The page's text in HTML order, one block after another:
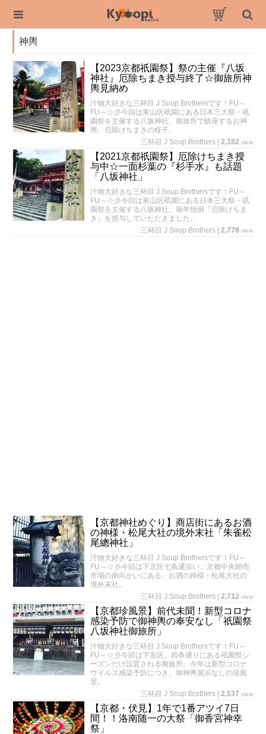
神輿
【2023京都祇園祭】祭の主催『八坂
神社』厄除ちまき授与終了☆御旅所神
輿見納め
汁物大好きな三杯目 J Soup Brothersです！FU～
FU～☆彡今回は東山区祇園にある日本三大祭・祇
園祭を主催する八坂神社。御旅所で鎮座するお神
輿、厄除けちまきの様子。
三杯目 J Soup Brothers
2,182 view
【2021京都祇園祭】厄除けちまき授
与中☆一面杉葉の『杉手水』も話題
「八坂神社」
汁物大好きな三杯目 J Soup Brothersです！FU～
FU～☆彡今回は東山区祇園にある日本三大祭・祇
園祭を主催する八坂神社。毎年恒例『厄除けちま
き』を授与していただきました。
三杯目 J Soup Brothers
2,778 view
【京都神社めぐり】商店街にあるお酒
の神様・松尾大社の境外末社「朱雀松
尾總神社」
汁物大好きな三杯目 J Soup Brothersです！FU～
FU～☆彡今回は下京区七条通沿い、京都中央卸売
市場の南向かいにある、お酒の神様・松尾大社の
境外末社。
三杯目 J Soup Brothers
2,712 view
【京都珍風景】前代未聞！新型コロナ
感染予防で御神輿の奉安なし「祇園祭
八坂神社御旅所」
汁物大好きな三杯目 J Soup Brothersです！FU～
FU～☆彡今回は下京区、四条通りにある祇園祭シ
ーズンだけ設置される御旅所。今年は新型コロナ
ウイルス感染予防につき、御神輿展示なしの珍風
景。
三杯目 J Soup Brothers
2,537 view
【京都・伏見】1年で1番アツイ7日
間！！洛南随一の大祭「御香宮神幸
祭」